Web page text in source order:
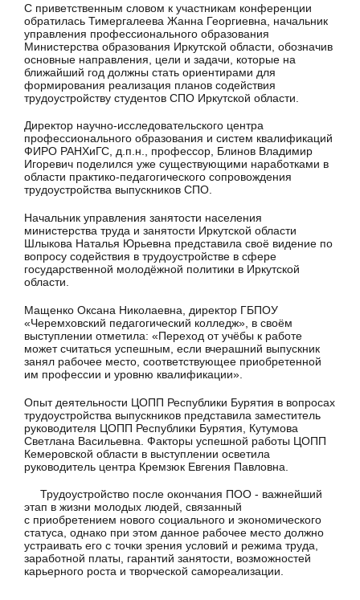
С приветственным словом к участникам конференции
обратилась Тимергалеева Жанна Георгиевна, начальник
управления профессионального образования
Министерства образования Иркутской области, обозначив
основные направления, цели и задачи, которые на
ближайший год должны стать ориентирами для
формирования реализация планов содействия
трудоустройству студентов СПО Иркутской области.
Директор научно-исследовательского центра
профессионального образования и систем квалификаций
ФИРО РАНХиГС, д.п.н., профессор, Блинов Владимир
Игоревич поделился уже существующими наработками в
области практико-педагогического сопровождения
трудоустройства выпускников СПО.
Начальник управления занятости населения
министерства труда и занятости Иркутской области
Шлыкова Наталья Юрьевна представила своё видение по
вопросу содействия в трудоустройстве в сфере
государственной молодёжной политики в Иркутской
области.
Мащенко Оксана Николаевна, директор ГБПОУ
«Черемховский педагогический колледж», в своём
выступлении отметила: «Переход от учёбы к работе
может считаться успешным, если вчерашний выпускник
занял рабочее место, соответствующее приобретенной
им профессии и уровню квалификации».
Опыт деятельности ЦОПП Республики Бурятия в вопросах
трудоустройства выпускников представила заместитель
руководителя ЦОПП Республики Бурятия, Кутумова
Светлана Васильевна. Факторы успешной работы ЦОПП
Кемеровской области в выступлении осветила
руководитель центра Кремзюк Евгения Павловна.
Трудоустройство после окончания ПОО - важнейший
этап в жизни молодых людей, связанный
с приобретением нового социального и экономического
статуса, однако при этом данное рабочее место должно
устраивать его с точки зрения условий и режима труда,
заработной платы, гарантий занятости, возможностей
карьерного роста и творческой самореализации.